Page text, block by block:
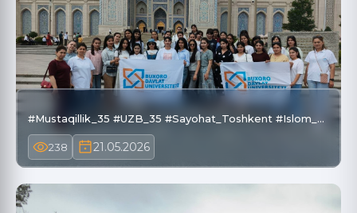
#Mustaqillik_35 #UZB_35 #Sayohat_Toshkent #Islom_…
238 21.05.2026